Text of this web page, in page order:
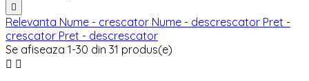

Relevanta Nume - crescator Nume - descrescator Pret -
crescator Pret - descrescator
Se afiseaza 1-30 din 31 produs(e)
 